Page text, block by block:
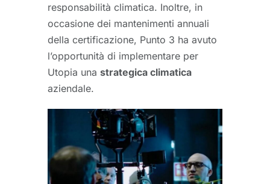
responsabilità climatica. Inoltre, in
occasione dei mantenimenti annuali
della certificazione, Punto 3 ha avuto
l’opportunità di implementare per
Utopia una strategica climatica
aziendale.